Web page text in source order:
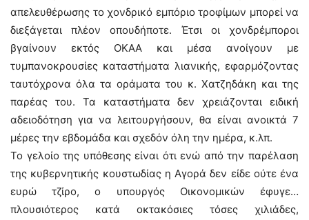
απελευθέρωσης το χονδρικό εμπόριο τροφίμων μπορεί να
διεξάγεται πλέον οπουδήποτε. Έτσι οι χονδρέμποροι
βγαίνουν εκτός ΟΚΑΑ και μέσα ανοίγουν με
τυμπανοκρουσίες καταστήματα λιανικής, εφαρμόζοντας
ταυτόχρονα όλα τα οράματα του κ. Χατζηδάκη και της
παρέας του. Τα καταστήματα δεν χρειάζονται ειδική
αδειοδότηση για να λειτουργήσουν, θα είναι ανοικτά 7
μέρες την εβδομάδα και σχεδόν όλη την ημέρα, κ.λπ.
Το γελοίο της υπόθεσης είναι ότι ενώ από την παρέλαση
της κυβερνητικής κουστωδίας η Αγορά δεν είδε ούτε ένα
ευρώ τζίρο, ο υπουργός Οικονομικών έφυγε…
πλουσιότερος κατά οκτακόσιες τόσες χιλιάδες,